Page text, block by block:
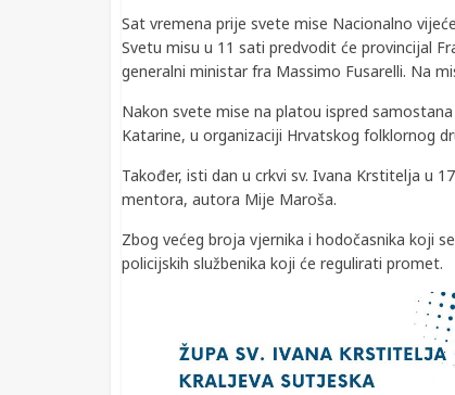
Sat vremena prije svete mise Nacionalno
Svetu misu u 11 sati predvodit će provincijal
generalni ministar fra Massimo Fusarelli. Na
Nakon svete mise na platou ispred
Katarine, u organizaciji Hrvatskog folklornog
Također, isti dan u crkvi sv. Ivana Krstitelja u
mentora, autora Mije Maroša.
Zbog većeg broja vjernika i hodočasnika koji
policijskih službenika koji će regulirati promet.